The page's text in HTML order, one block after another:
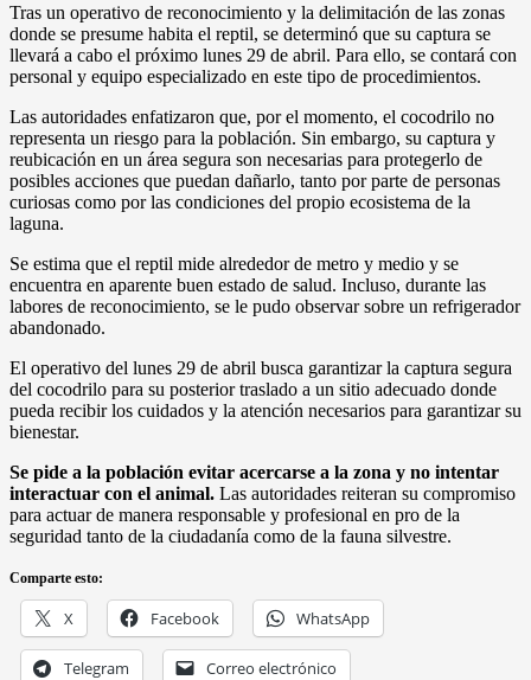
Tras un operativo de reconocimiento y la delimitación de las zonas
donde se presume habita el reptil, se determinó que su captura se
llevará a cabo el próximo lunes 29 de abril. Para ello, se contará con
personal y equipo especializado en este tipo de procedimientos.
Las autoridades enfatizaron que, por el momento, el cocodrilo no
representa un riesgo para la población. Sin embargo, su captura y
reubicación en un área segura son necesarias para protegerlo de
posibles acciones que puedan dañarlo, tanto por parte de personas
curiosas como por las condiciones del propio ecosistema de la
laguna.
Se estima que el reptil mide alrededor de metro y medio y se
encuentra en aparente buen estado de salud. Incluso, durante las
labores de reconocimiento, se le pudo observar sobre un refrigerador
abandonado.
El operativo del lunes 29 de abril busca garantizar la captura segura
del cocodrilo para su posterior traslado a un sitio adecuado donde
pueda recibir los cuidados y la atención necesarios para garantizar su
bienestar.
Se pide a la población evitar acercarse a la zona y no intentar
interactuar con el animal. Las autoridades reiteran su compromiso
para actuar de manera responsable y profesional en pro de la
seguridad tanto de la ciudadanía como de la fauna silvestre.
Comparte esto:
X Facebook WhatsApp
Telegram Correo electrónico